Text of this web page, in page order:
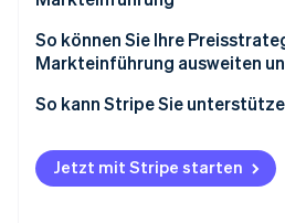
Risiken der kostenbasierten
Welches Ziel verfolgen Sie bei
Wie ist Ihre Marktposition?
Wer ist Ihre Kundschaft?
Wie ist Ihre Kostenstruktur?
So können Sie Ihre
Markteinführung ausweiten
Frühe Daten verwenden
Erst testen, dann festlegen
Änderungen klar und deutlich
So kann Stripe Sie
Jetzt mit Stripe starten